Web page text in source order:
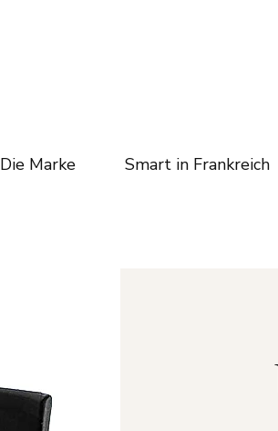
Die Marke Smart in Frankreich